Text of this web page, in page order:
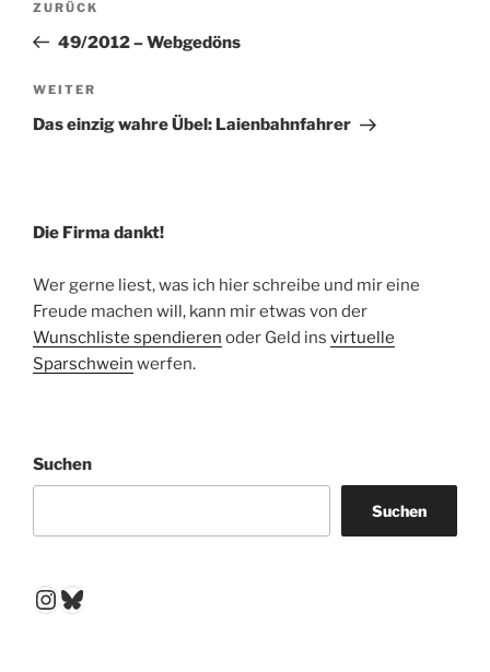
Vorheriger
Beitrag
ZURÜCK
49/2012 – Webgedöns
Nächster
Beitrag
WEITER
Das einzig wahre Übel: Laienbahnfahrer
Die Firma dankt!
Wer gerne liest, was ich hier schreibe und mir eine
Freude machen will, kann mir etwas von der
Wunschliste spendieren oder Geld ins virtuelle
Sparschwein werfen.
Suchen
Suchen
Instagram
Bluesky